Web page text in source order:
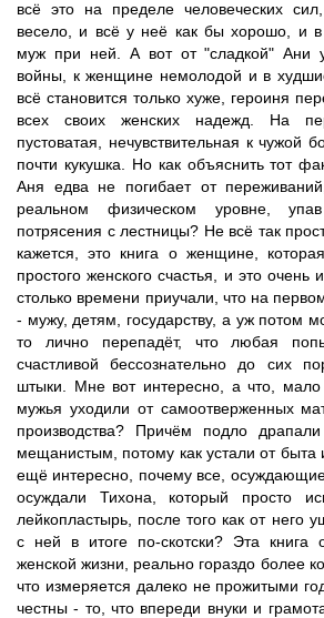
всё это на пределе человеческих
весело, и всё у неё как бы хорошо, и в
муж при ней. А вот от "сладкой" Ани
войны, к женщине немолодой и в
всё становится только хуже, героиня
всех своих женских надежд. На
пустоватая, нечувствительная к чужой
почти кукушка. Но как объяснить тот
Аня едва не погибает от
реальном физическом уровне,
потрясения с лестницы? Не всё так
кажется, это книга о женщине,
простого женского счастья, и это очень
столько времени приучали, что на
- мужу, детям, государству, а уж потом
то лично перепадёт, что любая
счастливой бессознательно до сих
штыки. Мне вот интересно, а что, мало
мужья уходили от самоотверженных
производства? Причём подло
мещанистым, потому как устали от быта
ещё интересно, почему все,
осуждали Тихона, который просто
лейкопластырь, после того как от него
с ней в итоге по-скотски? Эта книга
женской жизни, реально гораздо более
что измеряется далеко не прожитыми
честны - то, что впереди внуки и